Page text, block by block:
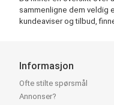
sammenligne dem veldig
kundeaviser og tilbud,
Informasjon
Ofte stilte spørsmål
Annonser?